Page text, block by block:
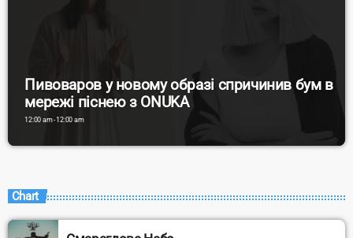
Пивоваров у новому образі спричинив бум в
мережі піснею з ONUKA
12:00 am - 12:00 am
Chart